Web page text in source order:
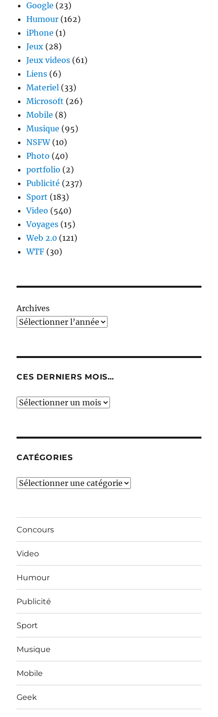
Google (23)
Humour (162)
iPhone (1)
Jeux (28)
Jeux videos (61)
Liens (6)
Materiel (33)
Microsoft (26)
Mobile (8)
Musique (95)
NSFW(10)
Photo (40)
portfolio (2)
Publicité (237)
Sport (183)
Video (540)
Voyages (15)
Web 2.0 (121)
WTF (30)
Archives
CES DERNIERS MOIS…
Ces
CATÉGORIES
Catégories
Concours
Video
Humour
Publicité
Sport
Musique
Mobile
Geek